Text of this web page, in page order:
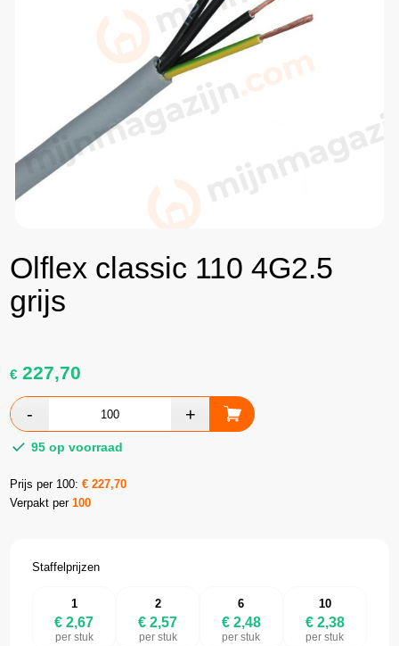
Olflex classic 110 4G2.5
grijs
€ 227,70
95 op voorraad
Prijs per 100:€227,70
Verpakt per100
Staffelprijzen
1
€ 2,67
per stuk
2
€ 2,57
per stuk
6
€ 2,48
per stuk
10
€ 2,38
per stuk